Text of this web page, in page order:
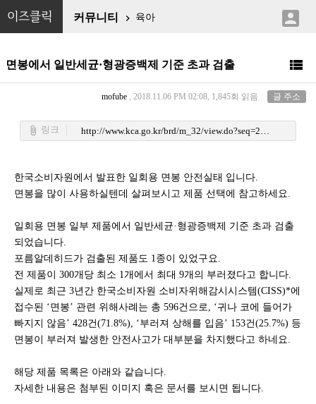
이즈클릭 커뮤니티  육아 
면봉에서 일반세균·형광증백제 기준 초과 검출 
mofube , 2018.11.06 PM 02:08, 1,845회 읽음 글 주소
attach_file 링크 http://www.kca.go.kr/brd/m_32/view.do?seq=2494&srchFr=&srchTo=&srchWord=&srchTp=&itm_seq_1=0&itm_seq_2=0&multi_itm_seq=0&company_cd=&company_nm=&page=1
한국소비자원에서 발표한 일회용 면봉 안전실태 입니다.
면봉을 많이 사용하실텐데 살펴보시고 제품 선택에 참고하세요.
일회용 면봉 일부 제품에서 일반세균·형광증백제 기준 초과 검출
되었습니다.
포름알데히드가 검출된 제품도 1종이 있었구요.
전 제품이 300개당 최소 1개에서 최대 9개의 부러졌다고 합니다.
실제로 최근 3년간 한국소비자원 소비자위해감시시스템(CISS)*에
접수된 ‘면봉’ 관련 위해사례는 총 596건으로, ‘귀나 코에 들어가
빠지지 않음’ 428건(71.8%), ‘부러져 상해를 입음’ 153건(25.7%) 등
면봉이 부러져 발생한 안전사고가 대부분을 차지했다고 하네요.
해당 제품 목록은 아래와 같습니다.
자세한 내용은 첨부된 이미지 혹은 문서를 보시면 됩니다.